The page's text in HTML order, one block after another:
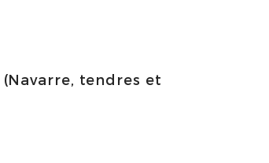
tendres et